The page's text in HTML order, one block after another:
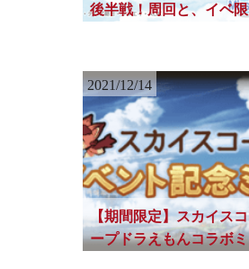
後半戦！周回と、イベ限
2021/12/14
【期間限定】スカイスコ
ープドラえもんコラボミ